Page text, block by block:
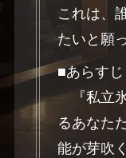
これは、
たいと願
■あらすじ
『私立氷
るあなた
能が芽吹